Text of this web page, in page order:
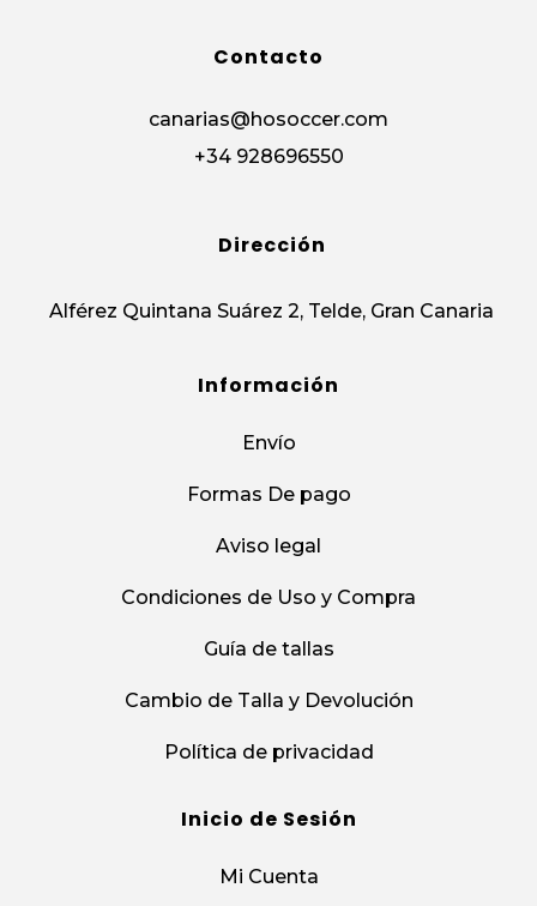
Contacto
canarias@hosoccer.com
+34 928696550
Dirección
Alférez Quintana Suárez 2, Telde, Gran Canaria
Información
Envío
Formas De pago
Aviso legal
Condiciones de Uso y Compra
Guía de tallas
Cambio de Talla y Devolución
Política de privacidad
Inicio de Sesión
Mi Cuenta